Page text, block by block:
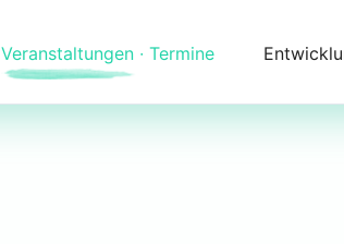
Veranstaltungen ∙ Termine